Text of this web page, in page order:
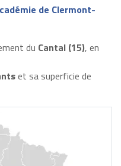
de Clermont-
du Cantal (15), en
et sa superficie de